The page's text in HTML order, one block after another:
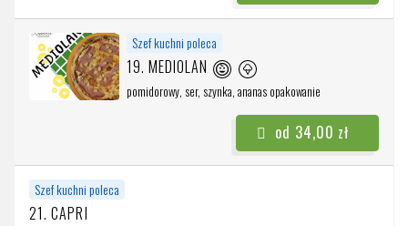
Szef kuchni poleca
19. MEDIOLAN
pomidorowy, ser, szynka, ananas opakowanie
Szef kuchni poleca
21. CAPRI